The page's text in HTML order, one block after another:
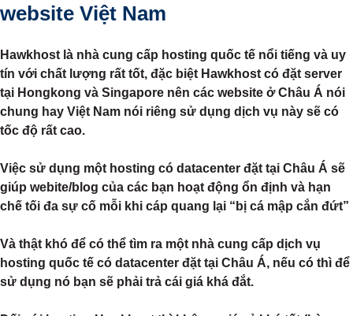
website Việt Nam
Hawkhost là nhà cung cấp hosting quốc tế nổi tiếng và uy
tín với chất lượng rất tốt, đặc biệt Hawkhost có đặt server
tại Hongkong và Singapore nên các website ở Châu Á nói
chung hay Việt Nam nói riêng sử dụng dịch vụ này sẽ có
tốc độ rất cao.
Việc sử dụng một hosting có datacenter đặt tại Châu Á sẽ
giúp webite/blog của các bạn hoạt động ổn định và hạn
chế tối đa sự cố mỗi khi cáp quang lại “bị cá mập cắn đứt”
Và thật khó để có thể tìm ra một nhà cung cấp dịch vụ
hosting quốc tế có datacenter đặt tại Châu Á, nếu có thì để
sử dụng nó bạn sẽ phải trả cái giá khá đắt.